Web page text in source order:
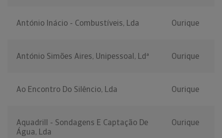
António Inácio - Combustíveis, Lda Ourique
António Simões Aires, Unipessoal, Ldª Ourique
Ao Encontro Do Silêncio, Lda Ourique
Aquadrill - Sondagens E Captação De
Água, Lda
Ourique